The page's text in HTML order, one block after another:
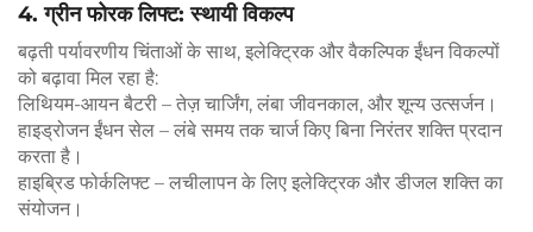
4. ग्रीन फोरक लिफ्ट: स्थायी विकल्प
बढ़ती पर्यावरणीय चिंताओं के साथ, इलेक्ट्रिक और वैकल्पिक ईंधन विकल्पों
को बढ़ावा मिल रहा है:
लिथियम-आयन बैटरी – तेज़ चार्जिंग, लंबा जीवनकाल, और शून्य उत्सर्जन।
हाइड्रोजन ईंधन सेल – लंबे समय तक चार्ज किए बिना निरंतर शक्ति प्रदान
करता है।
हाइब्रिड फोर्कलिफ्ट – लचीलापन के लिए इलेक्ट्रिक और डीजल शक्ति का
संयोजन।